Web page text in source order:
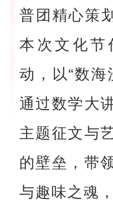
普团精心策
本次文化节
动，以“数
通过数学大
主题征文与
的壁垒，带
与趣味之魂